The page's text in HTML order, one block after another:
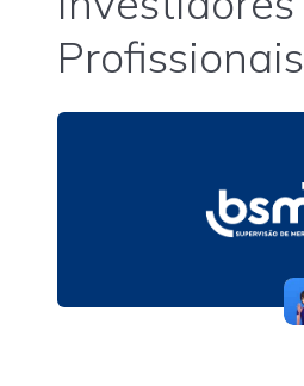
Profissionais